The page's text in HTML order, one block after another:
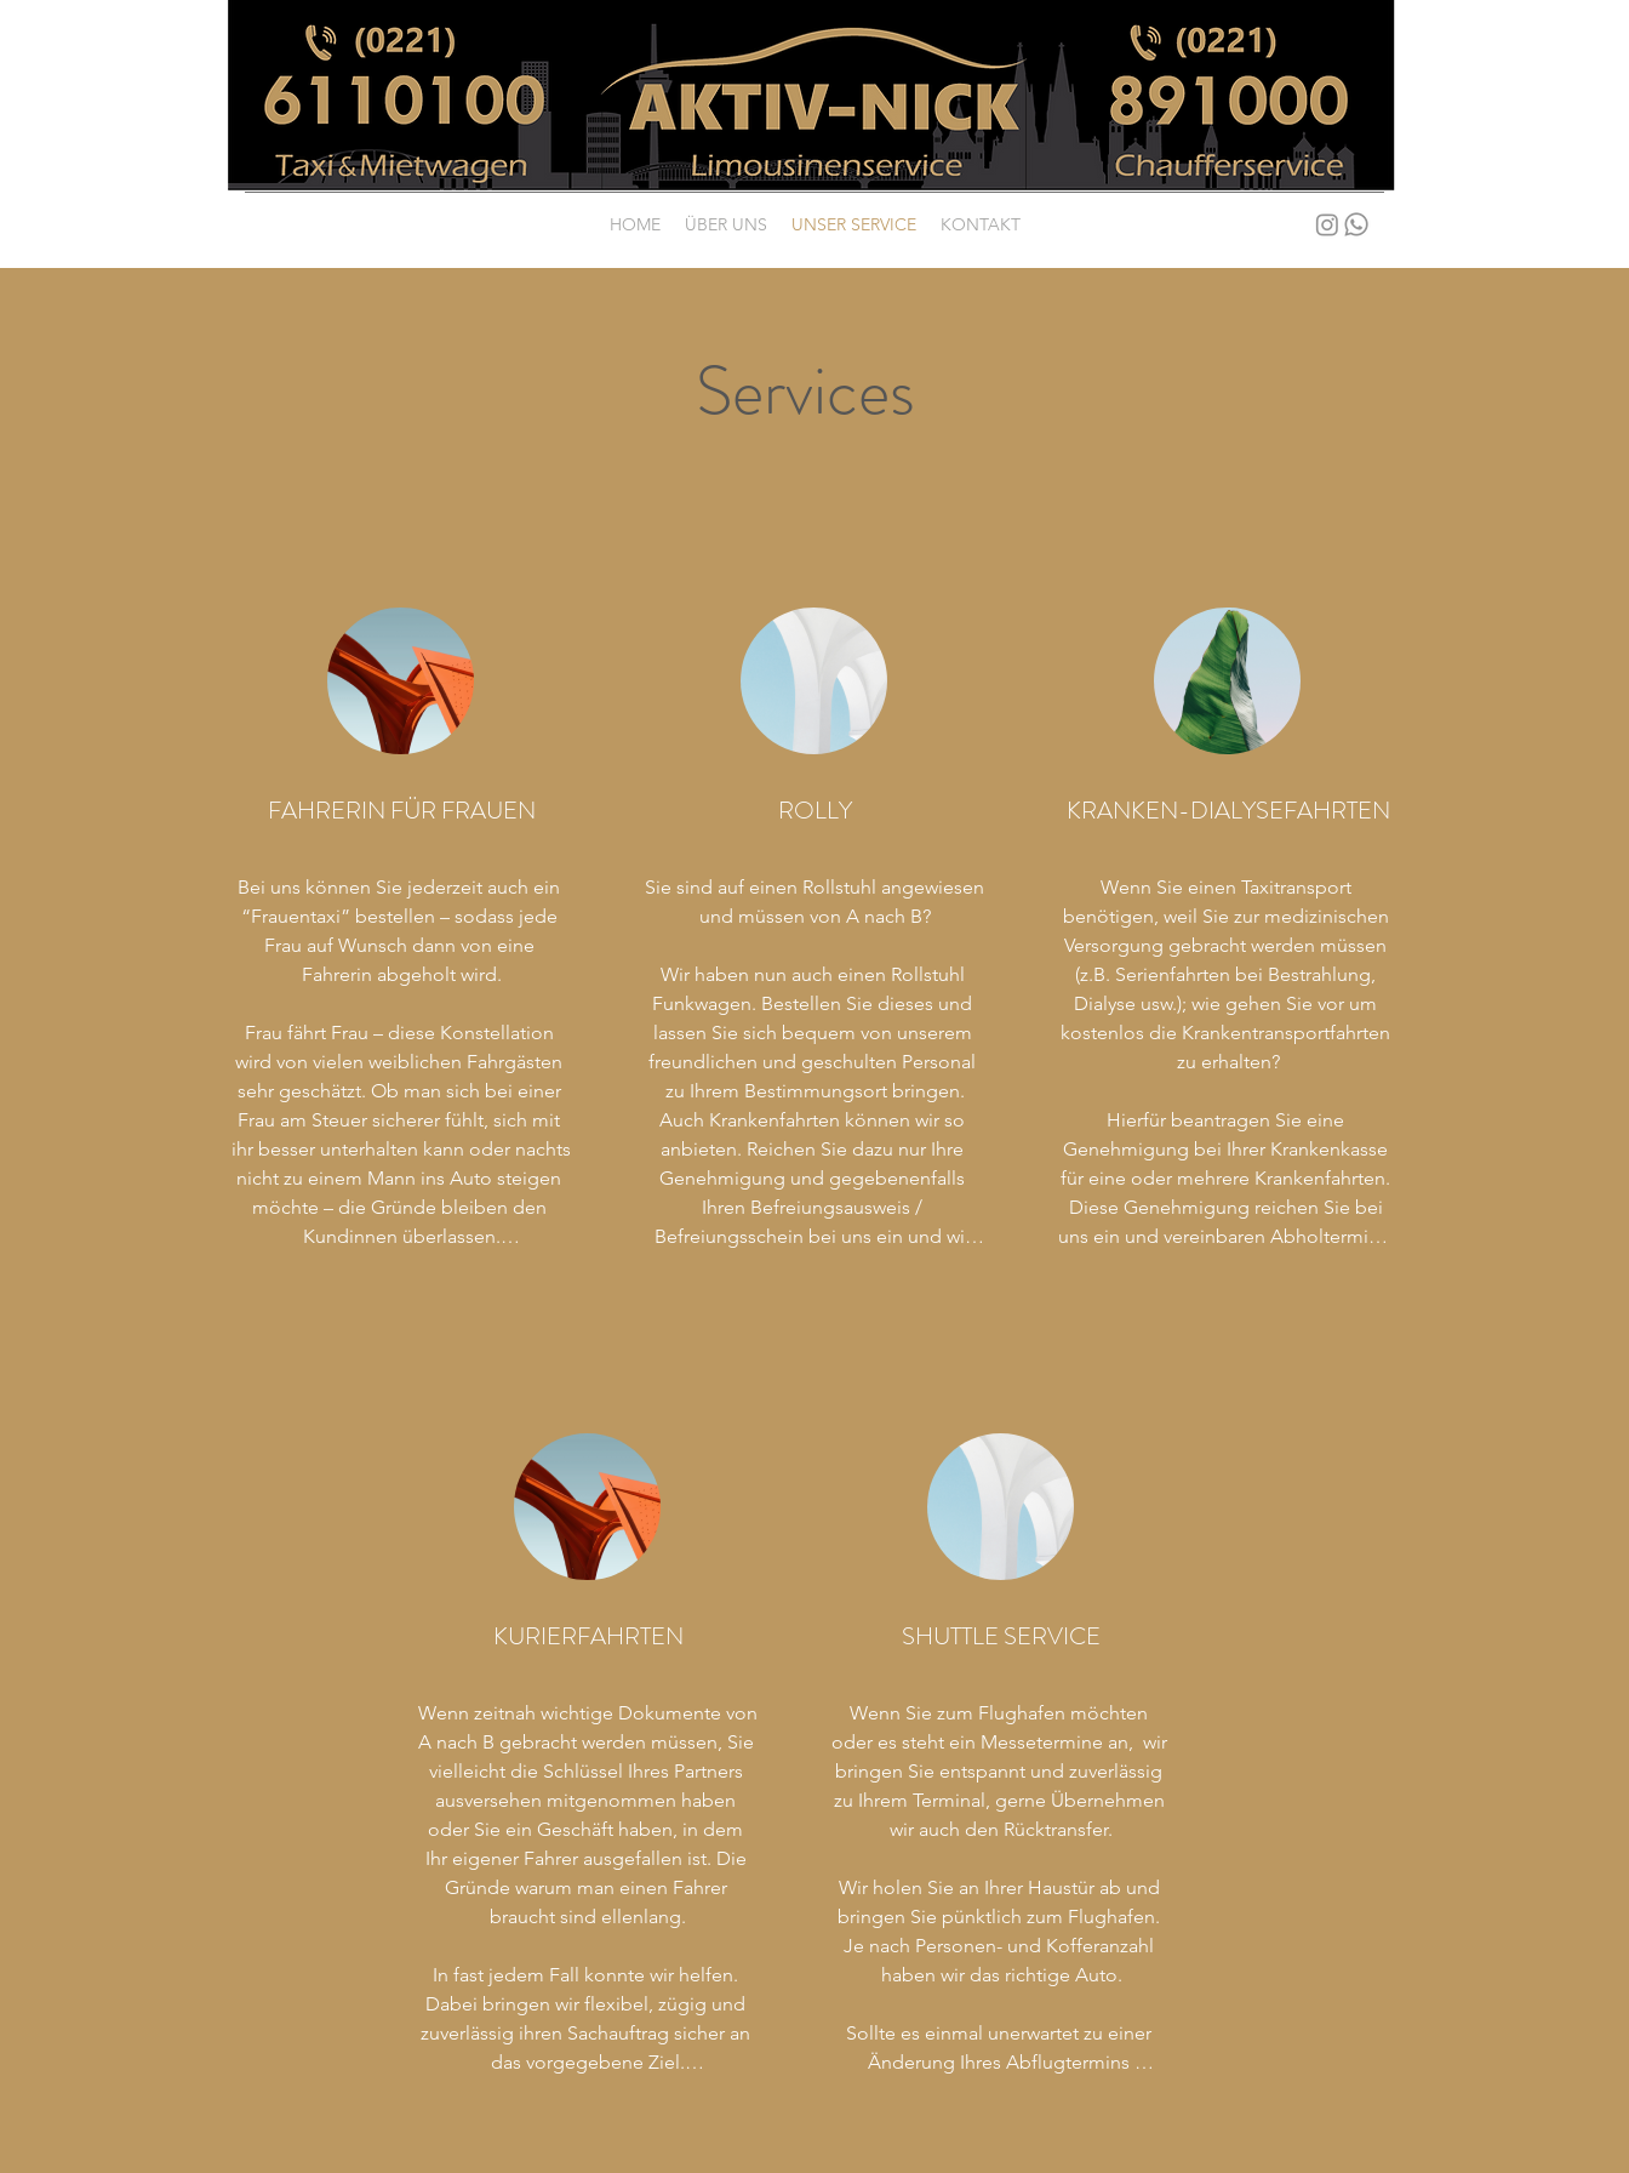
HOME ÜBER UNS UNSER SERVICE KONTAKT
Services
FAHRERIN FÜR FRAUEN
Bei uns können Sie jederzeit auch ein
“Frauentaxi” bestellen – sodass jede
Frau auf Wunsch dann von eine
Fahrerin abgeholt wird.
Frau fährt Frau – diese Konstellation
wird von vielen weiblichen Fahrgästen
sehr geschätzt. Ob man sich bei einer
Frau am Steuer sicherer fühlt, sich mit
ihr besser unterhalten kann oder nachts
nicht zu einem Mann ins Auto steigen
möchte – die Gründe bleiben den
Kundinnen überlassen.
ROLLY
Sie sind auf einen Rollstuhl angewiesen
und müssen von A nach B?
Wir haben nun auch einen Rollstuhl
Funkwagen. Bestellen Sie dieses und
lassen Sie sich bequem von unserem
freundlichen und geschulten Personal
zu Ihrem Bestimmungsort bringen.
Auch Krankenfahrten können wir so
anbieten. Reichen Sie dazu nur Ihre
Genehmigung und gegebenenfalls
Ihren Befreiungsausweis /
Befreiungsschein bei uns ein und wir
KRANKEN-DIALYSEFAHRTEN
Wenn Sie einen Taxitransport
benötigen, weil Sie zur medizinischen
Versorgung gebracht werden müssen
(z.B. Serienfahrten bei Bestrahlung,
Dialyse usw.); wie gehen Sie vor um
kostenlos die Krankentransportfahrten
zu erhalten?
Hierfür beantragen Sie eine
Genehmigung bei Ihrer Krankenkasse
für eine oder mehrere Krankenfahrten.
Diese Genehmigung reichen Sie bei
uns ein und vereinbaren Abholtermine,
durchgeführten Krankenfahrt ohne sie
zu zahlen. Einmal im Monat reichen wir
Krankentransportfahrzeuge zurück.
Unsere Mitarbeiter werden
regelmäßige medizinische geschult.
KURIERFAHRTEN
Wenn zeitnah wichtige Dokumente von
A nach B gebracht werden müssen, Sie
vielleicht die Schlüssel Ihres Partners
ausversehen mitgenommen haben
oder Sie ein Geschäft haben, in dem
Ihr eigener Fahrer ausgefallen ist. Die
Gründe warum man einen Fahrer
braucht sind ellenlang.
In fast jedem Fall konnte wir helfen.
Dabei bringen wir flexibel, zügig und
zuverlässig ihren Sachauftrag sicher an
das vorgegebene Ziel.
SHUTTLE SERVICE
Wenn Sie zum Flughafen möchten
oder es steht ein Messetermine an,  wir
bringen Sie entspannt und zuverlässig
zu Ihrem Terminal, gerne Übernehmen
wir auch den Rücktransfer.
Wir holen Sie an Ihrer Haustür ab und
bringen Sie pünktlich zum Flughafen.
Je nach Personen- und Kofferanzahl
haben wir das richtige Auto.
Sollte es einmal unerwartet zu einer
Änderung Ihres Abflugtermins